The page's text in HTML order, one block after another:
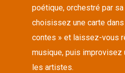
poétique, orchestré par
choisissez une carte
contes » et laissez-vous
musique, puis improvisez
les artistes.